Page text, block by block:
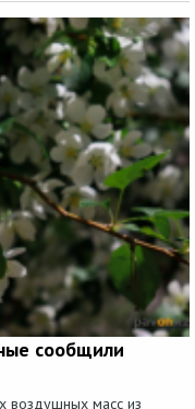
сообщили
воздушных масс из